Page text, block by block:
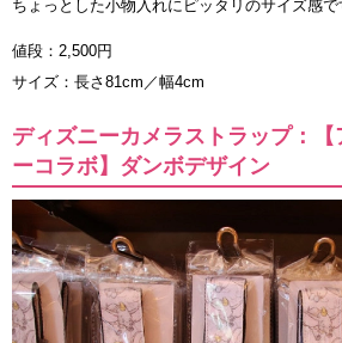
ちょっとした小物入れにピッタリのサイズ感で
値段：2,500円
サイズ：長さ81cm／幅4cm
ディズニーカメラストラップ：【
ーコラボ】ダンボデザイン